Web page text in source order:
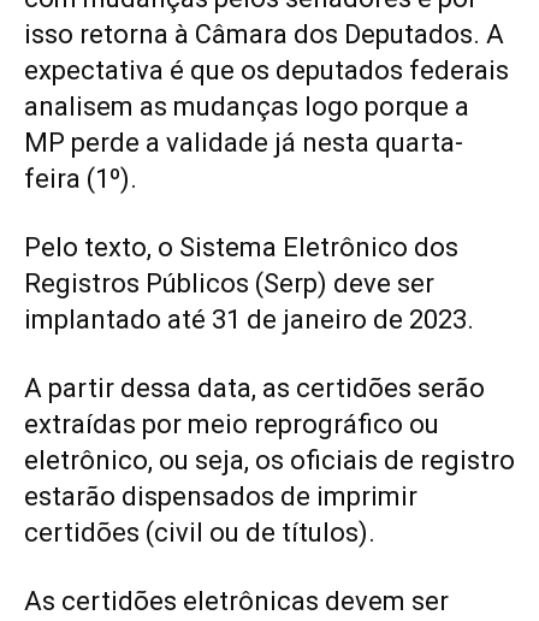
isso retorna à Câmara dos Deputados. A
expectativa é que os deputados federais
analisem as mudanças logo porque a
MP perde a validade já nesta quarta-
feira (1º).
Pelo texto, o Sistema Eletrônico dos
Registros Públicos (Serp) deve ser
implantado até 31 de janeiro de 2023.
A partir dessa data, as certidões serão
extraídas por meio reprográfico ou
eletrônico, ou seja, os oficiais de registro
estarão dispensados de imprimir
certidões (civil ou de títulos).
As certidões eletrônicas devem ser